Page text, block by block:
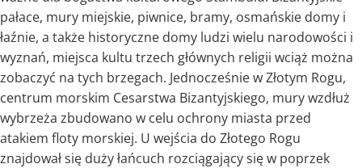
pałace, mury miejskie, piwnice, bramy, osmańskie domy i
łaźnie, a także historyczne domy ludzi wielu narodowości i
wyznań, miejsca kultu trzech głównych religii wciąż można
zobaczyć na tych brzegach. Jednocześnie w Złotym Rogu,
centrum morskim Cesarstwa Bizantyjskiego, mury wzdłuż
wybrzeża zbudowano w celu ochrony miasta przed
atakiem floty morskiej. U wejścia do Złotego Rogu
znajdował się duży łańcuch rozciągający się w poprzek